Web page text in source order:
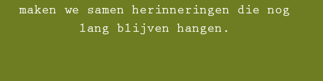
maken we samen herinneringen die nog
lang blijven hangen.